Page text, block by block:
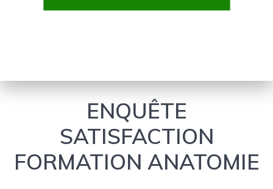
ENQUÊTE
SATISFACTION
FORMATION ANATOMIE